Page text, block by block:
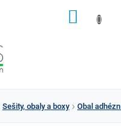
Sešity, obaly a boxy Obal